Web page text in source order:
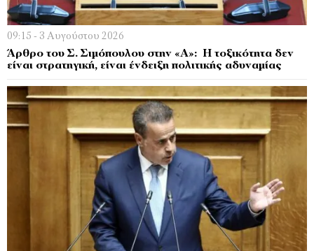
09:15 - 3 Αυγούστου 2026
Άρθρο του Σ. Σιμόπουλου στην «Α»: Η τοξικότητα δεν
είναι στρατηγική, είναι ένδειξη πολιτικής αδυναμίας